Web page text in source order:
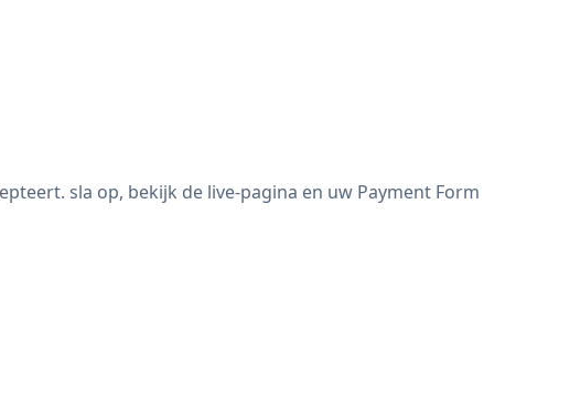
sla op, bekijk de live-pagina en uw Payment Form